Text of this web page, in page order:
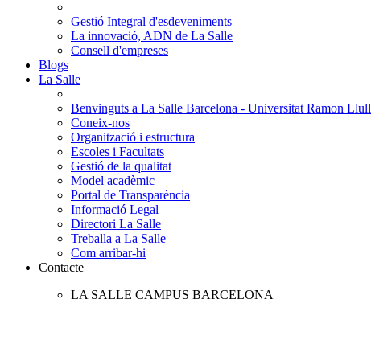
Gestió Integral d'esdeveniments
La innovació, ADN de La Salle
Consell d'empreses
Blogs
La Salle
Benvinguts a La Salle Barcelona - Universitat Ramon Llull
Coneix-nos
Organització i estructura
Escoles i Facultats
Gestió de la qualitat
Model acadèmic
Portal de Transparència
Informació Legal
Directori La Salle
Treballa a La Salle
Com arribar-hi
Contacte
LA SALLE CAMPUS BARCELONA